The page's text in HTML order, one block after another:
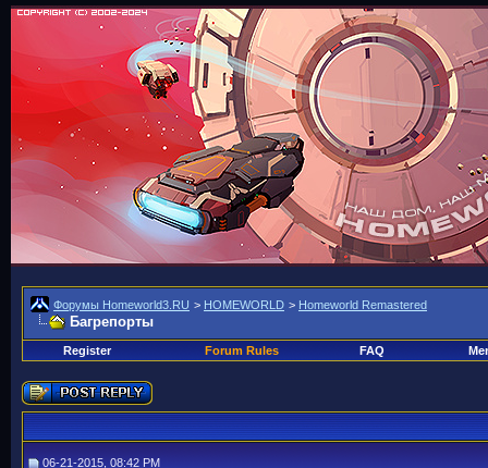
Форумы Homeworld3.RU > HOMEWORLD > Homeworld Remastered
Багрепорты
Register Forum Rules FAQ
06-21-2015, 08:42 PM